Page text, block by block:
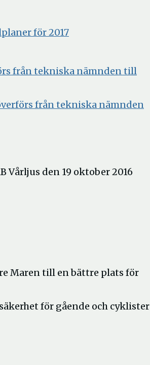
för 2017Öppna
fönster
från tekniska nämnden till
från tekniska nämnden
Vårljus den 19 oktober 2016
Maren till en bättre plats för
för gående och cyklister